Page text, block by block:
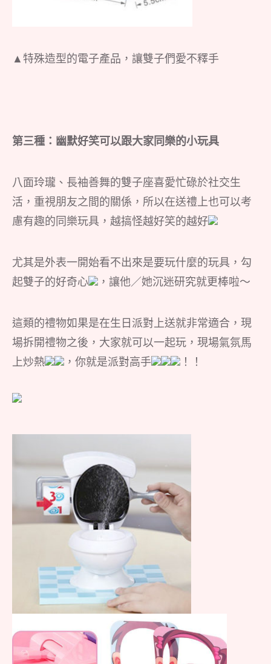
▲特殊造型的電子產品，讓雙子們愛不釋手
第三種：幽默好笑可以跟大家同樂的小玩具
八面玲瓏、長袖善舞的雙子座喜愛忙碌於社交生
活，重視朋友之間的關係，所以在送禮上也可以考
慮有趣的同樂玩具，越搞怪越好笑的越好
尤其是外表一開始看不出來是要玩什麼的玩具，勾
起雙子的好奇心
，讓他／她沉迷研究就更棒啦～
這類的禮物如果是在生日派對上送就非常適合，現
場拆開禮物之後，大家就可以一起玩，現場氣氛馬
上炒熱
，你就是派對高手 ！！